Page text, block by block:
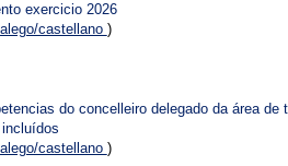
exercicio 2026
castellano )
do concelleiro delegado da área
castellano )